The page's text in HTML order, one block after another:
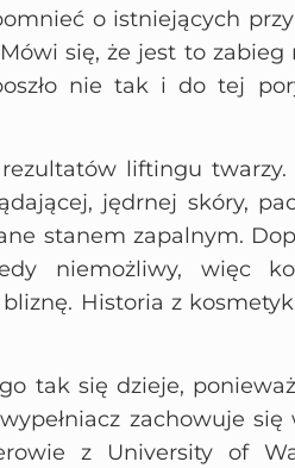
o istniejących
się, że jest to zabieg
nie tak i do tej
liftingu twarzy.
jędrnej skóry,
stanem zapalnym.
niemożliwy, więc
Historia z
tak się dzieje,
zachowuje
z University of